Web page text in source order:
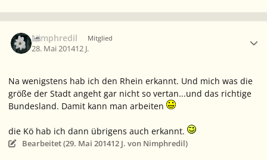
Nimphredil Mitglied
28. Mai 201412 J.
Na wenigstens hab ich den Rhein erkannt. Und mich was die
größe der Stadt angeht gar nicht so vertan...und das richtige
Bundesland. Damit kann man arbeiten
die Kö hab ich dann übrigens auch erkannt.
Bearbeitet (29. Mai 201412 J. von Nimphredil)